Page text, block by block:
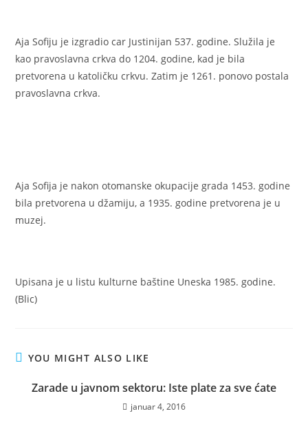
Aja Sofiju je izgradio car Justinijan 537. godine. Služila je
kao pravoslavna crkva do 1204. godine, kad je bila
pretvorena u katoličku crkvu. Zatim je 1261. ponovo postala
pravoslavna crkva.
Aja Sofija je nakon otomanske okupacije grada 1453. godine
bila pretvorena u džamiju, a 1935. godine pretvorena je u
muzej.
Upisana je u listu kulturne baštine Uneska 1985. godine.
(Blic)
YOU MIGHT ALSO LIKE
Zarade u javnom sektoru: Iste plate za sve ćate
januar 4, 2016